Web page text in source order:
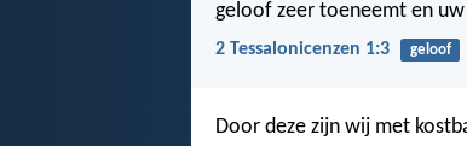
geloof zeer toeneemt en
2 Tessalonicenzen 1:3 geloof
Door deze zijn wij met